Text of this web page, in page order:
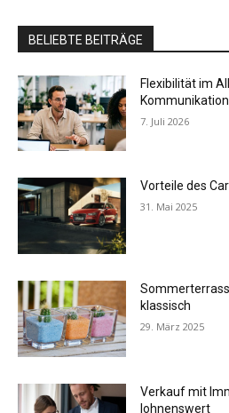
BELIEBTE BEITRÄGE
Flexibilität im
7. Juli 2026
Vorteile des
31. Mai 2025
klassisch
29. März 2025
Verkauf mit
lohnenswert